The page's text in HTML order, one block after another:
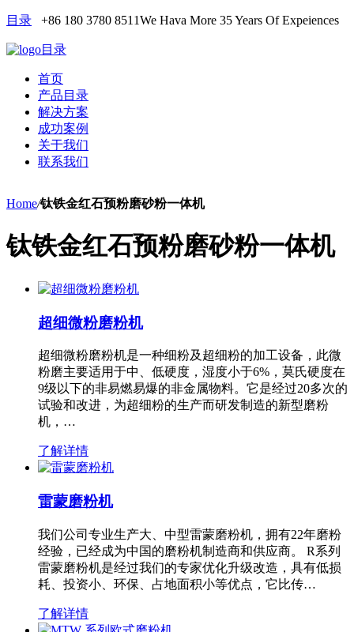
目录 +86 180 3780 8511We Hava More 35 Years Of Expeiences
目录
首页
产品目录
解决方案
成功案例
关于我们
联系我们
Home/钛铁金红石预粉磨砂粉一体机
钛铁金红石预粉磨砂粉一体机
超细微粉磨粉机
超细微粉磨粉机是一种细粉及超细粉的加工设备，此微
粉磨主要适用于中、低硬度，湿度小于6%，莫氏硬度在
9级以下的非易燃易爆的非金属物料。它是经过20多次的
试验和改进，为超细粉的生产而研发制造的新型磨粉
机，…
了解详情
雷蒙磨粉机
我们公司专业生产大、中型雷蒙磨粉机，拥有22年磨粉
经验，已经成为中国的磨粉机制造商和供应商。 R系列
雷蒙磨粉机是经过我们的专家优化升级改造，具有低损
耗、投资小、环保、占地面积小等优点，它比传…
了解详情